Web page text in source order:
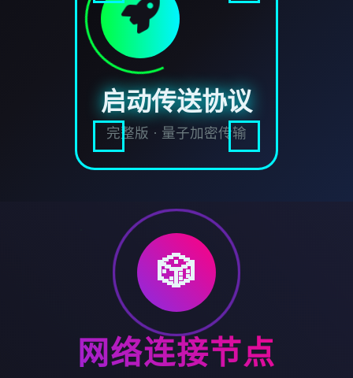
启动传送协议
完整版 · 量子加密传输
🎲
网络连接节点